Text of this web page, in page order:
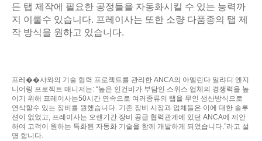
든 탭 제작에 필요한 공정들을 자동화시킬 수 있는 능력까
지 이룰수 있습니다. 프레이사는 또한 소량 다품종의 탭 제
작 방식을 원하고 있습니다.
프레��사와의 기술 협력 프로젝트를 관리한 ANCA의 아멜린다 일랴디 엔지
니어링 프로젝트 매니저는: “높은 인건비가 부담인 스위스 업체의 경쟁력을 높
이기 위해 프레이사는50시간 연속으로 여러종류의 탭을 무인 생산방식으로
연삭할수 있는 장비를 원했습니다. 기존 장비 시장과 업체들은 이에 대한 솔루
션이 없었고, 프레이사는 오랜기간 장비 공급 협력관계에 있던 ANCA에 제안
하여 고객이 원하는 특화된 자동화 기술을 함께 개발하게 되었습니다.”라고 설
명 합니다.